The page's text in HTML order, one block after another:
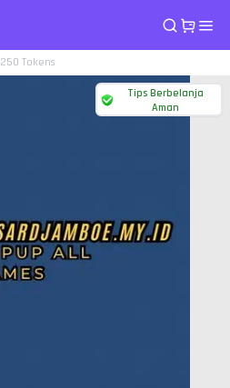
250 Tokens
Tips Berbelanja
Aman